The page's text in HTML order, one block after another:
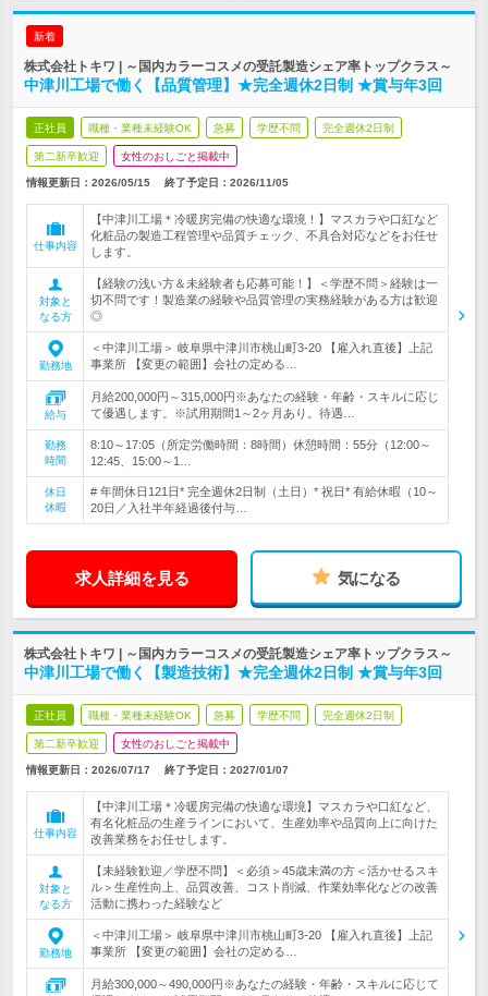
新着
株式会社トキワ | ～国内カラーコスメの受託製造シェア率トップクラス～
中津川工場で働く【品質管理】★完全週休2日制 ★賞与年3回
正社員 職種・業種未経験OK 急募 学歴不問 完全週休2日制
第二新卒歓迎 女性のおしごと掲載中
情報更新日：2026/05/15 終了予定日： 2026/11/05
仕事内容
【中津川工場＊冷暖房完備の快適な環境！】マスカラや口紅など
化粧品の製造工程管理や品質チェック、不具合対応などをお任せ
します。
対象と
なる方
【経験の浅い方＆未経験者も応募可能！】＜学歴不問＞経験は一
切不問です！製造業の経験や品質管理の実務経験がある方は歓迎
◎
勤務地
＜中津川工場＞ 岐阜県中津川市桃山町3-20 【雇入れ直後】上記
事業所 【変更の範囲】会社の定める…
給与
月給200,000円～315,000円※あなたの経験・年齢・スキルに応じ
て優遇します。※試用期間1～2ヶ月あり。待遇…
勤務
時間
8:10～17:05（所定労働時間：8時間）休憩時間：55分（12:00～
12:45、15:00～1…
休日
休暇
# 年間休日121日* 完全週休2日制（土日）* 祝日* 有給休暇（10～
20日／入社半年経過後付与…
求人詳細を見る 気になる
株式会社トキワ | ～国内カラーコスメの受託製造シェア率トップクラス～
中津川工場で働く【製造技術】★完全週休2日制 ★賞与年3回
正社員 職種・業種未経験OK 急募 学歴不問 完全週休2日制
第二新卒歓迎 女性のおしごと掲載中
情報更新日：2026/07/17 終了予定日： 2027/01/07
仕事内容
【中津川工場＊冷暖房完備の快適な環境】マスカラや口紅など、
有名化粧品の生産ラインにおいて、生産効率や品質向上に向けた
改善業務をお任せします。
対象と
なる方
【未経験歓迎／学歴不問】＜必須＞45歳未満の方＜活かせるスキ
ル＞生産性向上、品質改善、コスト削減、作業効率化などの改善
活動に携わった経験など
勤務地
＜中津川工場＞ 岐阜県中津川市桃山町3-20 【雇入れ直後】上記
事業所 【変更の範囲】会社の定める…
月給300,000～490,000円※あなたの経験・年齢・スキルに応じて